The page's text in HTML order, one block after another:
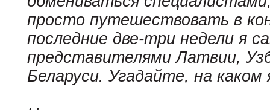
просто путешествовать в
последние две-три недели я
представителями Латвии,
Беларуси. Угадайте, на каком